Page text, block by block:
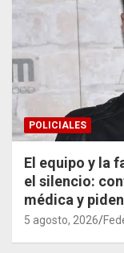
POLICIALES
El equipo y la
el silencio:
médica y
5 agosto, 2026